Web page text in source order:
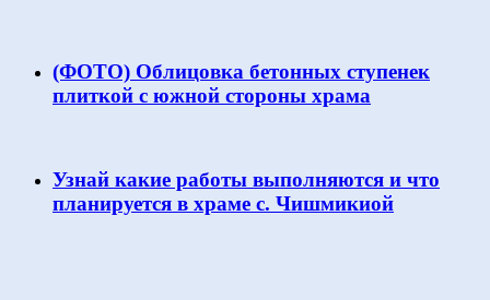
(ФОТО) Облицовка бетонных ступенек
плиткой с южной стороны храма
Узнай какие работы выполняются и что
планируется в храме с. Чишмикиой